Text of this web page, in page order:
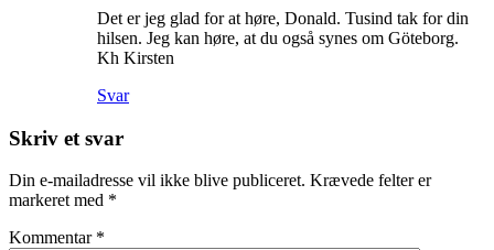
Det er jeg glad for at høre, Donald. Tusind tak for din
hilsen. Jeg kan høre, at du også synes om Göteborg.
Kh Kirsten
Svar
Skriv et svar
Din e-mailadresse vil ikke blive publiceret. Krævede felter er
markeret med *
Kommentar *